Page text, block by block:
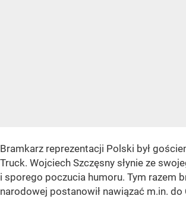
Bramkarz reprezentacji Polski był
Truck. Wojciech Szczęsny słynie ze
i sporego poczucia humoru. Tym razem
narodowej postanowił nawiązać m.in. do